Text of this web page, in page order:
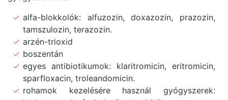
alfa-blokkolók: alfuzozin, doxazozin, prazozin,
tamszulozin, terazozin.
arzén-trioxid
boszentán
egyes antibiotikumok: klaritromicin, eritromicin,
sparfloxacin, troleandomicin.
rohamok kezelésére használ gyógyszerek: